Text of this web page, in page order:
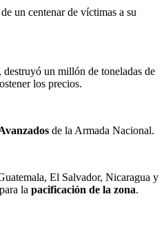
un centenar de víctimas a su
destruyó un millón de toneladas de
los precios.
de la Armada Nacional.
El Salvador, Nicaragua y
la pacificación de la zona.